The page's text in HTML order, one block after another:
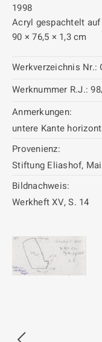
1998
Acryl gespachtelt
90 × 76,5 × 1,3 cm
Werkverzeichnis Nr.:
Werknummer R.J.:
Anmerkungen:
untere Kante
Provenienz:
Stiftung Eliashof,
Bildnachweis:
Werkheft XV, S. 14